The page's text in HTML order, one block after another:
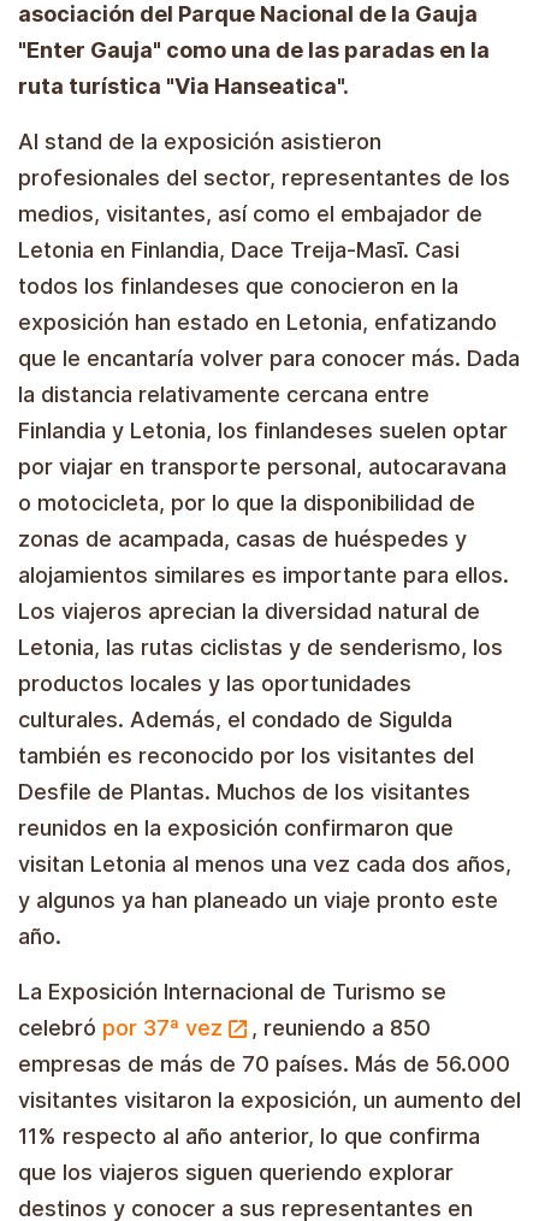
asociación del Parque Nacional de la Gauja
"Enter Gauja" como una de las paradas en la
ruta turística "Via Hanseatica".
Al stand de la exposición asistieron
profesionales del sector, representantes de los
medios, visitantes, así como el embajador de
Letonia en Finlandia, Dace Treija-Masī. Casi
todos los finlandeses que conocieron en la
exposición han estado en Letonia, enfatizando
que le encantaría volver para conocer más. Dada
la distancia relativamente cercana entre
Finlandia y Letonia, los finlandeses suelen optar
por viajar en transporte personal, autocaravana
o motocicleta, por lo que la disponibilidad de
zonas de acampada, casas de huéspedes y
alojamientos similares es importante para ellos.
Los viajeros aprecian la diversidad natural de
Letonia, las rutas ciclistas y de senderismo, los
productos locales y las oportunidades
culturales. Además, el condado de Sigulda
también es reconocido por los visitantes del
Desfile de Plantas. Muchos de los visitantes
reunidos en la exposición confirmaron que
visitan Letonia al menos una vez cada dos años,
y algunos ya han planeado un viaje pronto este
año.
La Exposición Internacional de Turismo se
celebró por 37ª vez
, reuniendo a 850
empresas de más de 70 países. Más de 56.000
visitantes visitaron la exposición, un aumento del
11% respecto al año anterior, lo que confirma
que los viajeros siguen queriendo explorar
destinos y conocer a sus representantes en